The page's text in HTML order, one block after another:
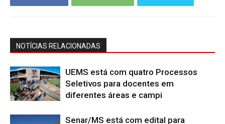
NOTÍCIAS RELACIONADAS
UEMS está com quatro Processos
Seletivos para docentes em
diferentes áreas e campi
Senar/MS está com edital para